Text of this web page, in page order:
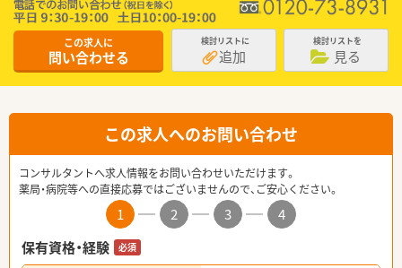
この求人に
問い合わせる
検討リストに
追加
検討リストを
見る
この求人へのお問い合わせ
コンサルタントへ求人情報をお問い合わせいただけます。
薬局・病院等への直接応募ではございませんので、ご安心ください。
1 2 3
4
保有資格・経験
必須